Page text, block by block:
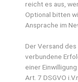
reicht es aus,
Optional bitten
Ansprache im
Der Versand
verbundene
einer
Art. 7 DSGVO